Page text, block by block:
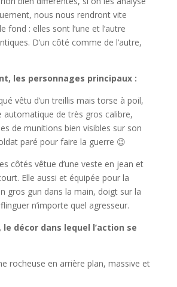
nous nous rendront vite
fond : elles sont l’une et l’autre
D’un côté comme de l’autre,
les personnages principaux :
vêtu d’un treillis mais torse à poil,
automatique de très gros calibre,
de munitions bien visibles sur son
paré pour faire la guerre 😉
côtés vêtue d’une veste en jean et
Elle aussi et équipée pour la
gros gun dans la main, doigt sur la
n’importe quel agresseur.
le décor dans lequel l’action se
rocheuse en arrière plan, massive et